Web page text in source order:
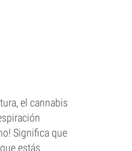
el cannabis
Significa que
estás